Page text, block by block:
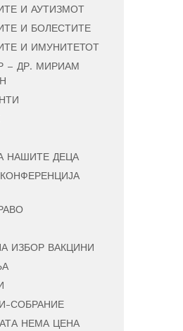
И АУТИЗМОТ
И БОЛЕСТИТЕ
И ИМУНИТЕТОТ
– ДР. МИРИАМ
НАШИТЕ ДЕЦА
ИЗБОР ВАКЦИНИ
СОБРАНИЕ
НЕМА ЦЕНА